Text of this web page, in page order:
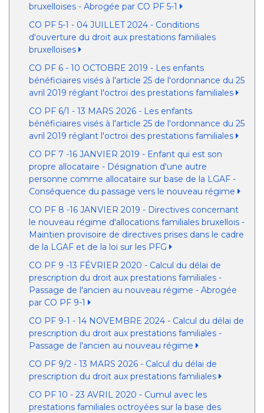
bruxelloises - Abrogée par CO PF 5-1
CO PF 5-1 - 04 JUILLET 2024 - Conditions
d'ouverture du droit aux prestations familiales
bruxelloises
CO PF 6 - 10 OCTOBRE 2019 - Les enfants
bénéficiaires visés à l'article 25 de l'ordonnance du 25
avril 2019 réglant l'octroi des prestations familiales
CO PF 6/1 - 13 MARS 2026 - Les enfants
bénéficiaires visés à l'article 25 de l'ordonnance du 25
avril 2019 réglant l'octroi des prestations familiales
CO PF 7 -16 JANVIER 2019 - Enfant qui est son
propre allocataire - Désignation d'une autre
personne comme allocataire sur base de la LGAF -
Conséquence du passage vers le nouveau régime
CO PF 8 -16 JANVIER 2019 - Directives concernant
le nouveau régime d'allocations familiales bruxellois -
Maintien provisoire de directives prises dans le cadre
de la LGAF et de la loi sur les PFG
CO PF 9 -13 FÉVRIER 2020 - Calcul du délai de
prescription du droit aux prestations familiales -
Passage de l'ancien au nouveau régime - Abrogée
par CO PF 9-1
CO PF 9-1 - 14 NOVEMBRE 2024 - Calcul du délai de
prescription du droit aux prestations familiales -
Passage de l'ancien au nouveau régime
CO PF 9/2 - 13 MARS 2026 - Calcul du délai de
prescription du droit aux prestations familiales
CO PF 10 - 23 AVRIL 2020 - Cumul avec les
prestations familiales octroyées sur la base des